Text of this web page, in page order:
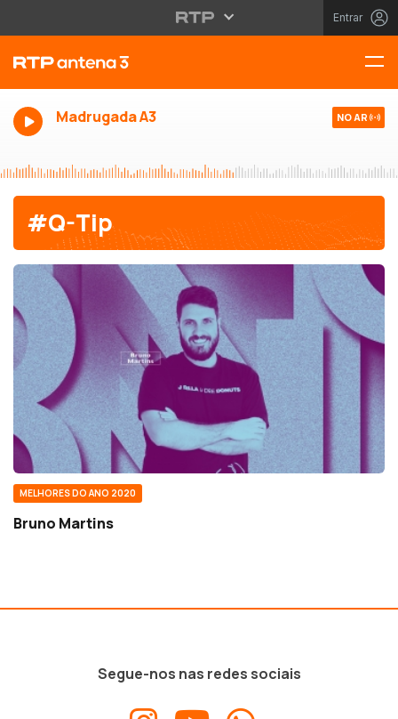
Entrar
Madrugada A3 NO AR
#Q-Tip
MELHORES DO ANO 2020
Bruno Martins
Segue-nos nas redes sociais